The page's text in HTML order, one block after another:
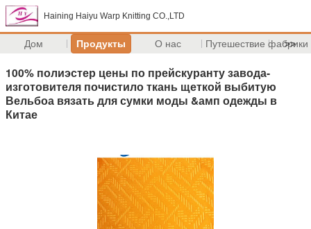
Haining Haiyu Warp Knitting CO.,LTD
Дом Продукты О нас Путешествие фабрики
>>
100% полиэстер цены по прейскуранту завода-
изготовителя почистило ткань щеткой выбитую
Вельбоа вязать для сумки моды &амп одежды в
Китае